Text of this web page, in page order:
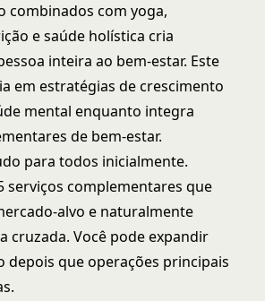
combinados com yoga,
e saúde holística cria
inteira ao bem-estar. Este
em estratégias decrescimento
mental enquanto integra
de bem-estar.
para todos inicialmente.
serviços complementares que
alvo e naturalmente
cruzada. Você pode expandir
depois que operações principais